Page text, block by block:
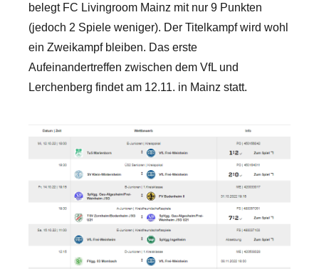
belegt FC Livingroom Mainz mit nur 9 Punkten
(jedoch 2 Spiele weniger). Der Titelkampf wird wohl
ein Zweikampf bleiben. Das erste
Aufeinandertreffen zwischen dem VfL und
Lerchenberg findet am 12.11. in Mainz statt.